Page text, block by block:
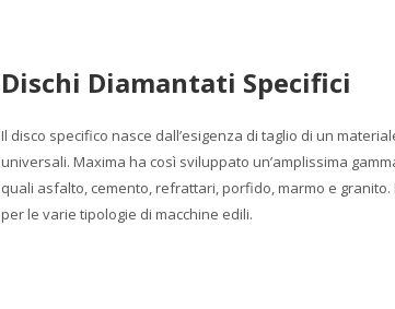
Dischi Diamantati Specifici
Il disco specifico nasce dall’esigenza di taglio di un
universali. Maxima ha così sviluppato un’amplissima
quali asfalto, cemento, refrattari, porfido, marmo e granito.
per le varie tipologie di macchine edili.